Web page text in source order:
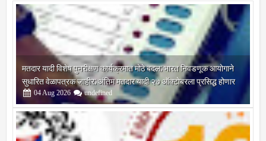
मतदार यादी विशेष पुनरीक्षण कार्यक्रमात मोठे बदल; भारत निवडणूक आयोगाने
सुधारित वेळापत्रक जाहीर; अंतिम मतदार यादी २७ ऑक्टोबरला प्रसिद्ध होणार
04 Aug 2026 undefined